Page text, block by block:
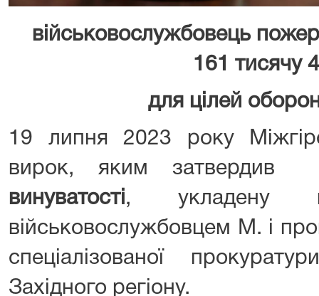
військовослужбовець
161 тисячу
для цілей
19 липня 2023 року
вирок, яким
винуватості , укладену
військовослужбовцем М. і
спеціалізованої
Західного регіону.